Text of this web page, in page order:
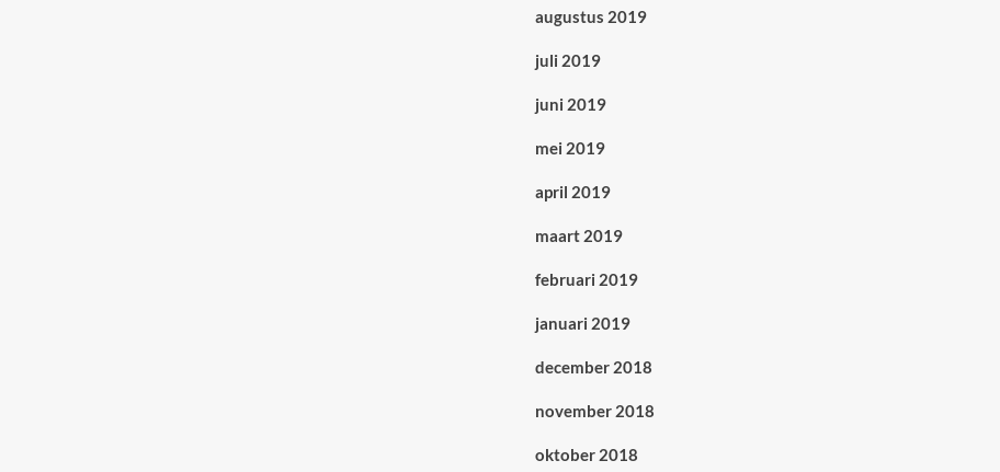
augustus 2019
juli 2019
juni 2019
mei 2019
april 2019
maart 2019
februari 2019
januari 2019
december 2018
november 2018
oktober 2018